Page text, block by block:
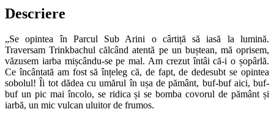
Descriere
„Se opintea în Parcul Sub Arini o cârtiță să iasă la lumină.
Traversam Trinkbachul călcând atentă pe un buștean, mă oprisem,
văzusem iarba mișcându-se pe mal. Am crezut întâi că-i o șopârlă.
Ce încântată am fost să înțeleg că, de fapt, de dedesubt se opintea
sobolul! Îi tot dădea cu umărul în ușa de pământ, buf-buf aici, buf-
buf un pic mai încolo, se ridica și se bomba covorul de pământ și
iarbă, un mic vulcan uluitor de frumos.